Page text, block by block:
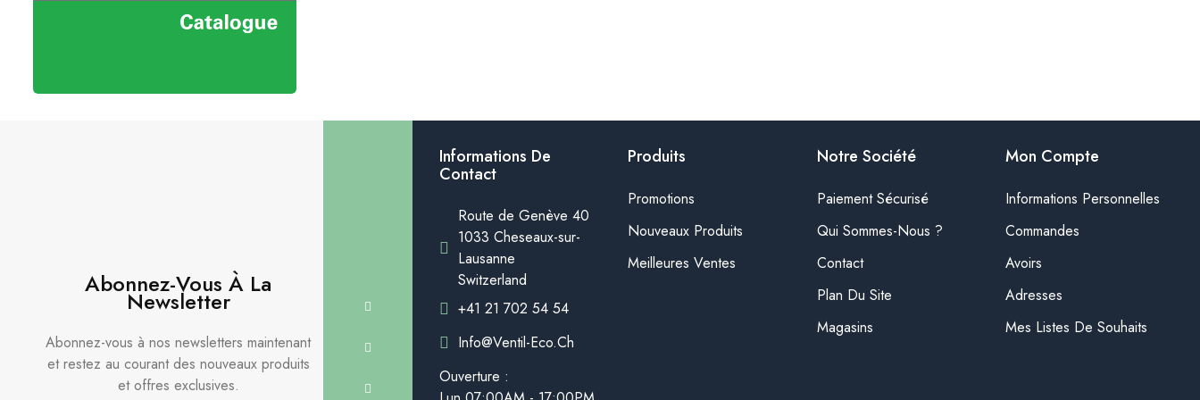
Abonnez-Vous À La
Newsletter
Abonnez-vous à nos newsletters maintenant
et restez au courant des nouveaux produits
et offres exclusives.
Informations De
Contact
Route de Genève 40
1033 Cheseaux-sur-
Lausanne
Switzerland
+41 21 702 54 54
Info@ventil-Eco.ch
Ouverture :
Produits
Promotions
Nouveaux Produits
Meilleures Ventes
Notre Société
Paiement Sécurisé
Qui Sommes-Nous ?
Contact
Plan Du Site
Magasins
Mon Compte
Informations Personnelles
Commandes
Avoirs
Adresses
Mes Listes De Souhaits